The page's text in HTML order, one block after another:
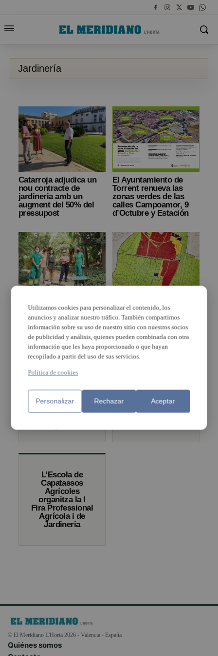
Jardinería
Catarroja adjudica un
nou contracte de
jardineria amb un
augment del 50% del
pressupost
El Ayuntamiento de
Torrent renueva las
zonas verdes de las
calles Campoamor, 9
d’Octubre y Estación
El programa formativo
de jardinería del
Ayuntamiento de
Torrent llega a su fin
Taller de jardinería,
titulado, gratuito y
dirigido a todos los
jóvenes de Puçol
treballa per crear
adaptat a les
persones i que
paja de arroz en
compost para
L’Escola de
Capatassos
Agrícoles
organitza la I
Fira Professional
Agrícola i de
Jardineria
© El Meridiano L'Horta 2026 - Valencia - España
Quiénes somos
Utilizamos cookies para personalizar el contenido, los
anuncios y analizar nuestro tráfico. También compartimos
información sobre su uso de nuestro sitio con nuestros socios
de publicidad y análisis, quienes pueden combinarla con otra
información que les haya proporcionado o que hayan
recopilado a partir del uso de sus servicios.
Política de cookies
Personalizar Rechazar Aceptar